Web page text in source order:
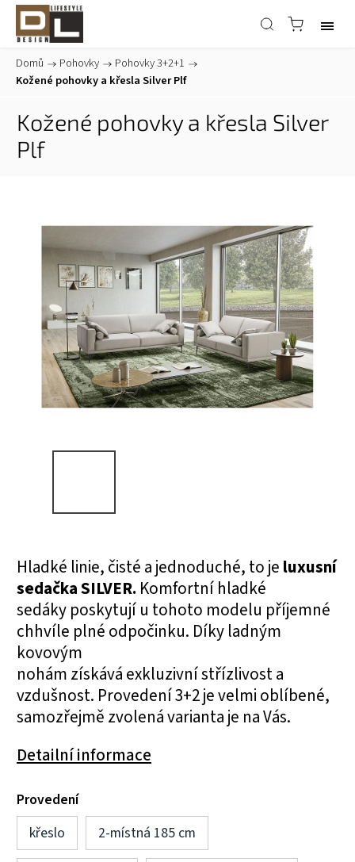
Domů / Pohovky / Pohovky 3+2+1 /
Kožené pohovky a křesla Silver Plf
Kožené pohovky a křesla Silver
Plf
Hladké linie, čisté a jednoduché, to je luxusní
sedačka SILVER. Komfortní hladké
sedáky poskytují u tohoto modelu příjemné
chhvíle plné odpočinku. Díky ladným
kovovým
nohám získává exkluzivnístřízlivosta
vzdušnost. Provedení 3+2 je velmi oblíbené,
samozřejmě zvolená varianta je na Vás.
Detailní informace
Provedení
křeslo
2-místná 185 cm